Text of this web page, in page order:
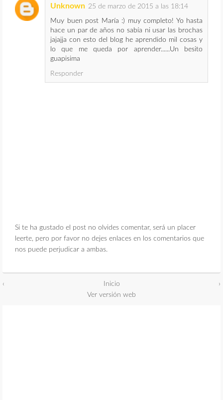
Unknown 25 de marzo de 2015 a las 18:14
Muy buen post María :) muy completo! Yo hasta
hace un par de años no sabía ni usar las brochas
jajajja con esto del blog he aprendido mil cosas y
lo que me queda por aprender......Un besito
guapisima
Responder
Si te ha gustado el post no olvides comentar, será un placer
leerte, pero por favor no dejes enlaces en los comentarios que
nos puede perjudicar a ambas.
‹ ›
Inicio
Ver versión web